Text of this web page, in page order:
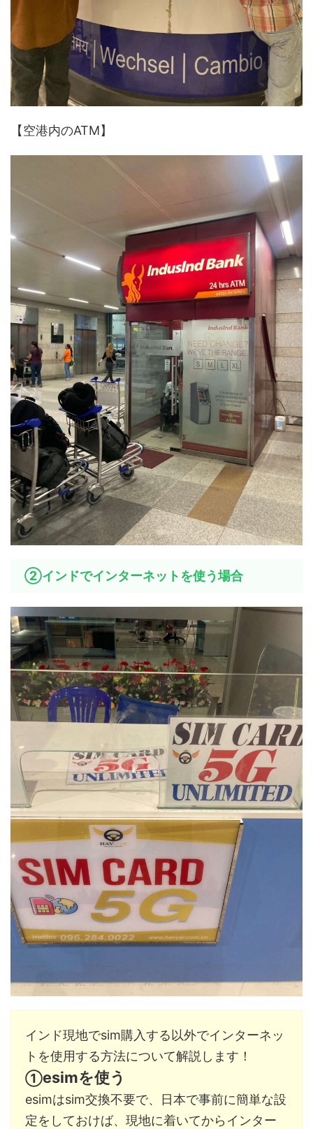
【空港内のATM】
②インドでインターネットを使う場合
インド現地でsim購入する以外でインターネッ
トを使用する方法について解説します！
①esimを使う
esimはsim交換不要で、日本で事前に簡単な設
定をしておけば、現地に着いてからインター